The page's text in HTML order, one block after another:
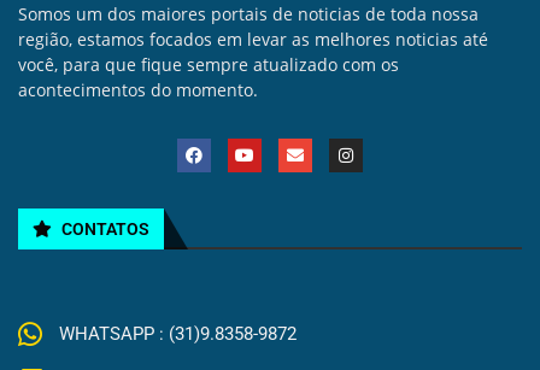
Somos um dos maiores portais de noticias de toda nossa
região, estamos focados em levar as melhores noticias até
você, para que fique sempre atualizado com os
acontecimentos do momento.
CONTATOS
WHATSAPP : (31)9.8358-9872